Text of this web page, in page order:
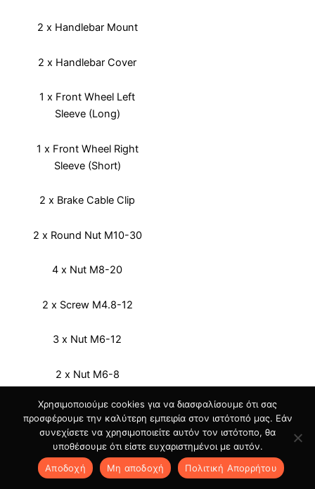
2 x Handlebar Mount
2 x Handlebar Cover
1 x Front Wheel Left
Sleeve (Long)
1 x Front Wheel Right
Sleeve (Short)
2 x Brake Cable Clip
2 x Round Nut M10-30
4 x Nut M8-20
2 x Screw M4.8-12
3 x Nut M6-12
2 x Nut M6-8
2 x Nut M6-30
4 x Flat Head Screw M8-
20
Χρησιμοποιούμε cookies για να διασφαλίσουμε ότι σας
προσφέρουμε την καλύτερη εμπειρία στον ιστότοπό μας. Εάν
συνεχίσετε να χρησιμοποιείτε αυτόν τον ιστότοπο, θα
υποθέσουμε ότι είστε ευχαριστημένοι με αυτόν.
Αποδοχή
Μη αποδοχή Πολιτική Aπορρήτου